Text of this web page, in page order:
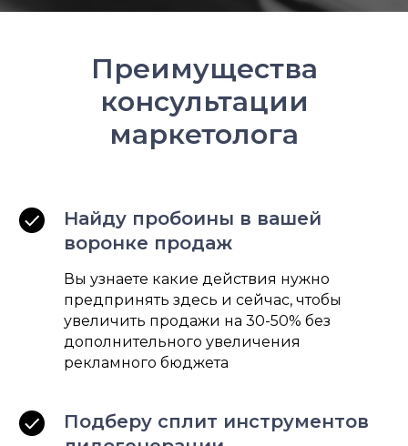
Преимущества
консультации
маркетолога
Найду пробоины в вашей
воронке продаж
Вы узнаете какие действия нужно
предпринять здесь и сейчас, чтобы
увеличить продажи на 30-50% без
дополнительного увеличения
рекламного бюджета
Подберу сплит инструментов